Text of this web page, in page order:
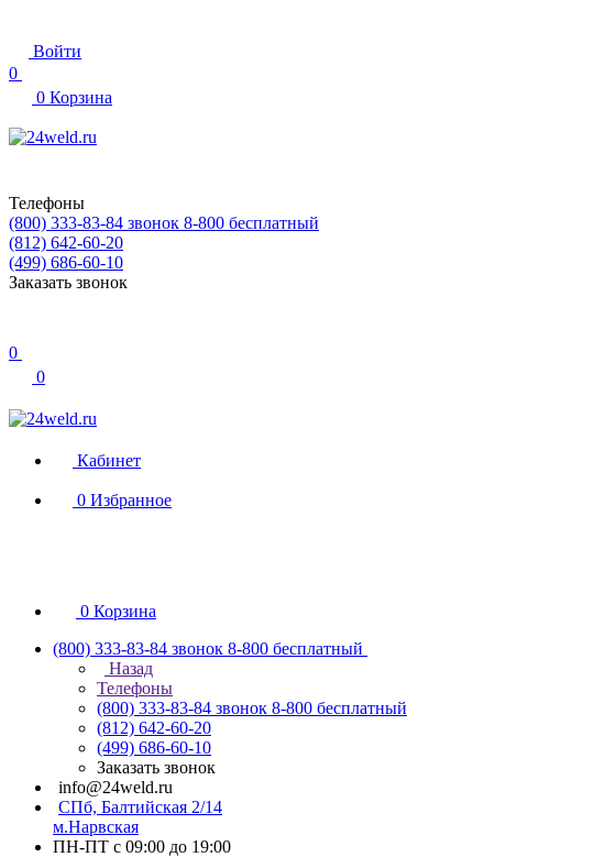
Войти
0
0 Корзина
Телефоны
(800) 333-83-84 звонок 8-800 бесплатный
(812) 642-60-20
(499) 686-60-10
Заказать звонок
0
0
Кабинет
0 Избранное
0 Корзина
(800) 333-83-84 звонок 8-800 бесплатный
Назад
Телефоны
(800) 333-83-84 звонок 8-800 бесплатный
(812) 642-60-20
(499) 686-60-10
Заказать звонок
info@24weld.ru
СПб, Балтийская 2/14
м.Нарвская
ПН-ПТ с 09:00 до 19:00